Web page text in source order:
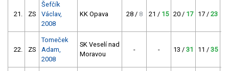
21. ZS
Šefčík
Václav,
2008
KK Opava 28 / 8 21 / 15 20 / 17 17 / 23
22. ZS
Tomeček
Adam,
2008
SK Veselí nad
Moravou
- - 13 / 31 11 / 35